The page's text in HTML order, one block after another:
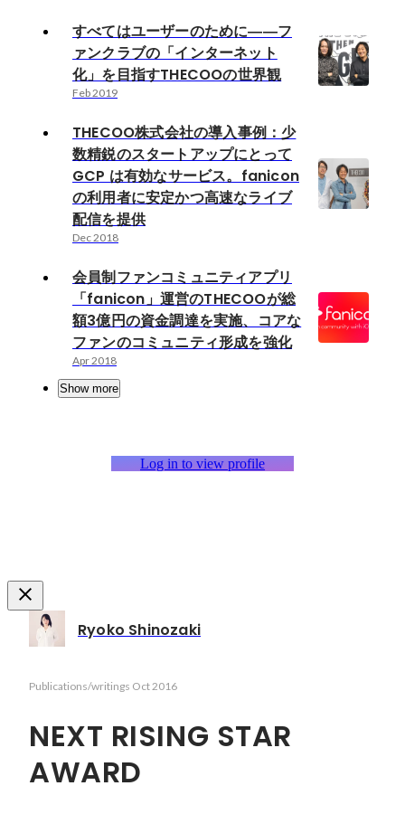
すべてはユーザーのために――フ
ァンクラブの「インターネット
化」を目指すTHECOOの世界観
Feb 2019
THECOO株式会社の導入事例：少
数精鋭のスタートアップにとって
GCP は有効なサービス。fanicon
の利用者に安定かつ高速なライブ
配信を提供
Dec 2018
会員制ファンコミュニティアプリ
「fanicon」運営のTHECOOが総
額3億円の資金調達を実施、コアな
ファンのコミュニティ形成を強化
Apr 2018
Show more
Log in to view profile
Ryoko Shinozaki
Publications/writings Oct 2016
NEXT RISING STAR
AWARD